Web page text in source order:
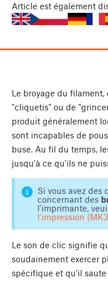
Article est également
Le broyage du
"cliquetis" ou de
produit généralement
sont incapables de
buse. Au fil du temps,
jusqu'à ce qu'ils ne
Si vous avez des
concernant des
l'imprimante,
l'impression
Le son de clic signifie
soudainement exercer
spécifique et qu'il